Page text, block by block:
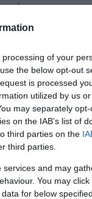
of your
the below opt-out
is processed
utilized by us
may separately
on the IAB’s list of
third parties on the
third parties.
and may
You may
for below
και το
ρωσική
αρκετές
ο
Ζέλιν